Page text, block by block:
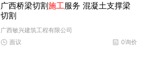
广西桥梁切割施工服务 混凝土支撑梁
切割
广西敏兴建筑工程有限公司
0询价
面议